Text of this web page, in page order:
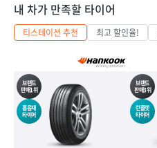
내 차가 만족할 타이어
티스테이션 추천 최고 할인율!
브랜드
판매1위
흡음재
타이어
브랜드
판매3위
런플랫
타이어